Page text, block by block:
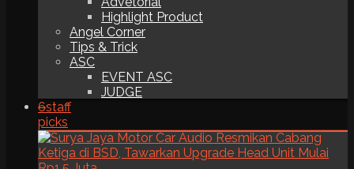
Highlight Product
Angel Corner
Tips & Trick
ASC
EVENT ASC
JUDGE
6staff
picks